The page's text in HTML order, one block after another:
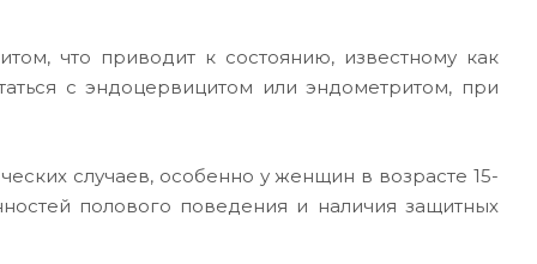
что приводит к состоянию, известному как
с эндоцервицитом или эндометритом, при
случаев, особенно у женщин в возрасте 15-
полового поведения и наличия защитных